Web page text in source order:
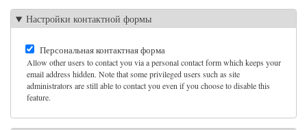
Настройки контактной формы
Персональная контактная форма
Allow other users to contact you via a personal contact form which keeps your
email address hidden. Note that some privileged users such as site
administrators are still able to contact you even if you choose to disable this
feature.